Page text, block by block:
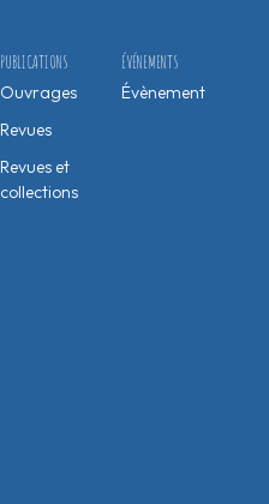
ÉVÉNEMENTS
Évènement
PUBLICATIONS
Ouvrages
Revues
Revues et
collections